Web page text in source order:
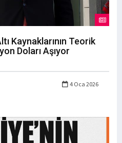
Kaynaklarının Teorik
Doları Aşıyor
4 Oca 2026